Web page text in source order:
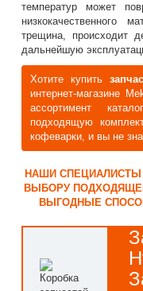
температур может
низкокачественного
трещина, происходит
дальнейшую
Хотите купить
интернет-магазине
ассортимент
подходящую
кофеварки, и вы не
НАШИ
ВЫБОРУ
ВЫГОДНЫЕ